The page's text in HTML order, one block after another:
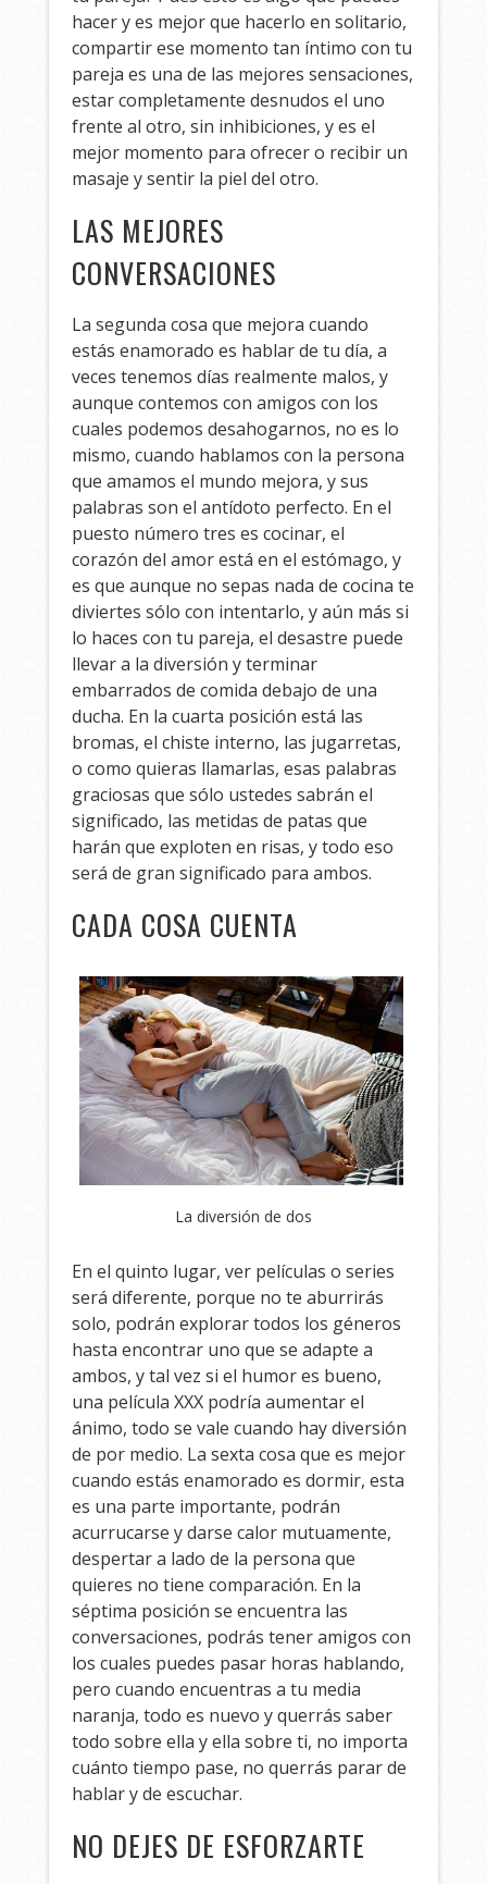
hacer y es mejor que hacerlo en solitario,
compartir ese momento tan íntimo con tu
pareja es una de las mejores sensaciones,
estar completamente desnudos el uno
frente al otro, sin inhibiciones, y es el
mejor momento para ofrecer o recibir un
masaje y sentir la piel del otro.
LAS MEJORES
CONVERSACIONES
La segunda cosa que mejora cuando
estás enamorado es hablar de tu día, a
veces tenemos días realmente malos, y
aunque contemos con amigos con los
cuales podemos desahogarnos, no es lo
mismo, cuando hablamos con la persona
que amamos el mundo mejora, y sus
palabras son el antídoto perfecto. En el
puesto número tres es cocinar, el
corazón del amor está en el estómago, y
es que aunque no sepas nada de cocina te
diviertes sólo con intentarlo, y aún más si
lo haces con tu pareja, el desastre puede
llevar a la diversión y terminar
embarrados de comida debajo de una
ducha. En la cuarta posición está las
bromas, el chiste interno, las jugarretas,
o como quieras llamarlas, esas palabras
graciosas que sólo ustedes sabrán el
significado, las metidas de patas que
harán que exploten en risas, y todo eso
será de gran significado para ambos.
CADA COSA CUENTA
La diversión de dos
En el quinto lugar, ver películas o series
será diferente, porque no te aburrirás
solo, podrán explorar todos los géneros
hasta encontrar uno que se adapte a
ambos, y tal vez si el humor es bueno,
una película XXX podría aumentar el
ánimo, todo se vale cuando hay diversión
de por medio. La sexta cosa que es mejor
cuando estás enamorado es dormir, esta
es una parte importante, podrán
acurrucarse y darse calor mutuamente,
despertar a lado de la persona que
quieres no tiene comparación. En la
séptima posición se encuentra las
conversaciones, podrás tener amigos con
los cuales puedes pasar horas hablando,
pero cuando encuentras a tu media
naranja, todo es nuevo y querrás saber
todo sobre ella y ella sobre ti, no importa
cuánto tiempo pase, no querrás parar de
hablar y de escuchar.
NO DEJES DE ESFORZARTE